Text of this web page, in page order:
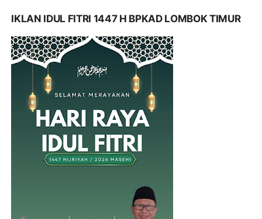
IKLAN IDUL FITRI 1447 H BPKAD LOMBOK TIMUR